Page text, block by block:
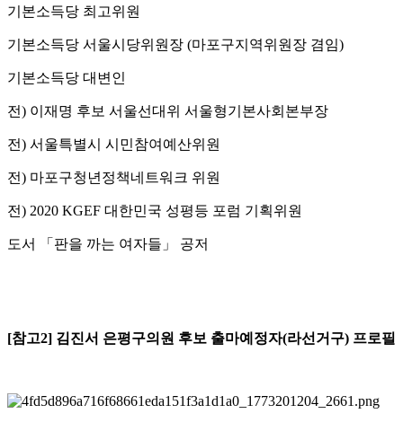
기본소득당 최고위원
기본소득당 서울시당위원장 (마포구지역위원장 겸임)
기본소득당 대변인
전) 이재명 후보 서울선대위 서울형기본사회본부장
전) 서울특별시 시민참여예산위원
전) 마포구청년정책네트워크 위원
전) 2020 KGEF 대한민국 성평등 포럼 기획위원
도서 「판을 까는 여자들」 공저
[참고2] 김진서 은평구의원 후보 출마예정자(라선거구) 프로필